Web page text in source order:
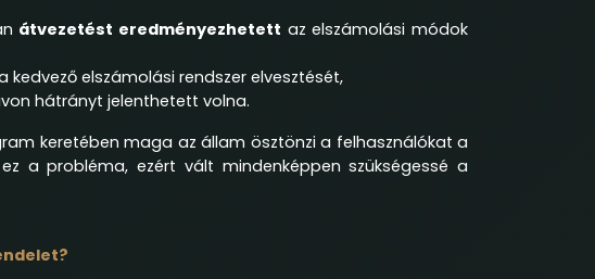
átvezetést eredményezhetett az elszámolási módok
elszámolási rendszer elvesztését,
hátrányt jelenthetett volna.
keretében maga az állam ösztönzi a felhasználókat a
a probléma, ezért vált mindenképpen szükségessé a